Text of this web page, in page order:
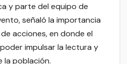
y parte del equipo de
señaló la importancia
acciones, en donde el
impulsar la lectura y
la población.